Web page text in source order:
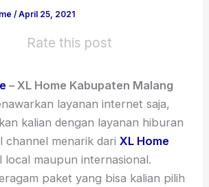
/April 25, 2021
Rate this post
– XL Home Kabupaten Malang
layanan internet saja,
kalian dengan layanan hiburan
channel menarik dariXL Home
local maupun internasional.
paket yang bisa kalian pilih